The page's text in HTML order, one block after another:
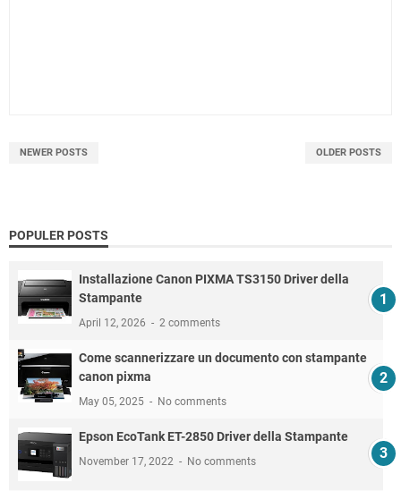
NEWER POSTS OLDER POSTS
POPULER POSTS
Installazione Canon PIXMA TS3150 Driver della
Stampante
April 12, 2026 2 comments
Come scannerizzare un documento con stampante
canon pixma
May 05, 2025 No comments
Epson EcoTank ET-2850 Driver della Stampante
November 17, 2022 No comments